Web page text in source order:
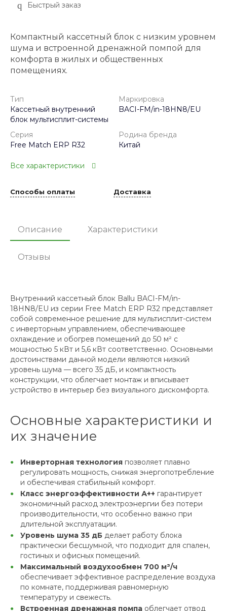
Быстрый заказ
Компактный кассетный блок с низким уровнем
шума и встроенной дренажной помпой для
комфорта в жилых и общественных
помещениях.
Тип
Кассетный внутренний
блок мультисплит-системы
Маркировка
BACI-FM/in-18HN8/EU
Серия
Free Match ERP R32
Родина бренда
Китай
Все характеристики
Способы оплаты Доставка
Описание Характеристики
Отзывы
Внутренний кассетный блок Ballu BACI-FM/in-
18HN8/EU из серии Free Match ERP R32 представляет
собой современное решение для мультисплит-систем
с инверторным управлением, обеспечивающее
охлаждение и обогрев помещений до 50 м² с
мощностью 5 кВт и 5,6 кВт соответственно. Основными
достоинствами данной модели являются низкий
уровень шума — всего 35 дБ, и компактность
конструкции, что облегчает монтаж и вписывает
устройство в интерьер без визуального дискомфорта.
Основные характеристики и
их значение
Инверторная технология позволяет плавно
регулировать мощность, снижая энергопотребление
и обеспечивая стабильный комфорт.
Класс энергоэффективности А++ гарантирует
экономичный расход электроэнергии без потери
производительности, что особенно важно при
длительной эксплуатации.
Уровень шума 35 дБ делает работу блока
практически бесшумной, что подходит для спален,
гостиных и офисных помещений.
Максимальный воздухообмен 700 м³/ч
обеспечивает эффективное распределение воздуха
по комнате, поддерживая равномерную
температуру и свежесть.
Встроенная дренажная помпа облегчает отвод